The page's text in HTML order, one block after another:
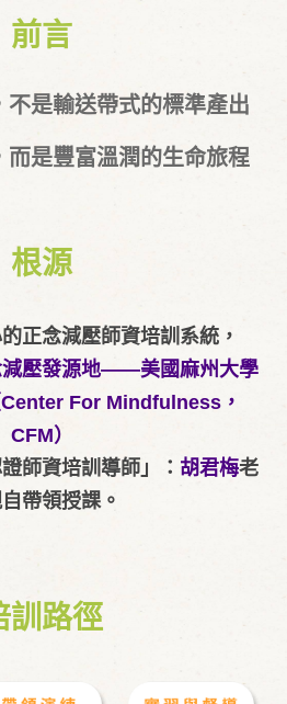
前言
不是輸送帶式的標準產出
而是豐富溫潤的生命旅程
根源
正念減壓師資培訓系統，
減壓發源地——美國麻州大學
For Mindfulness，
CFM）
師資培訓導師」： 胡君梅老
帶領授課。
訓路徑